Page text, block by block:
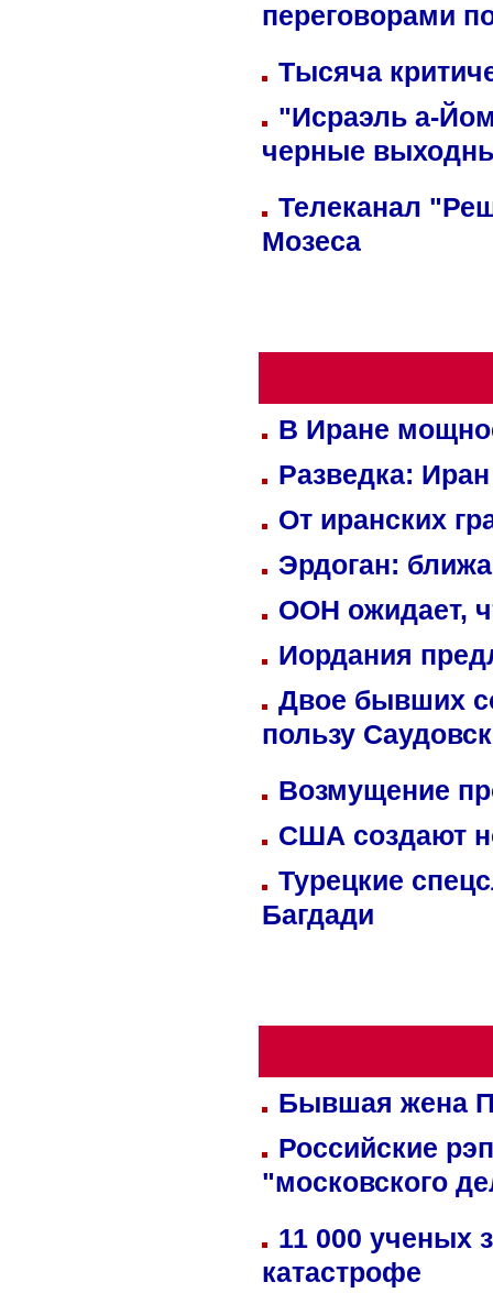
переговорами
Тысяча
"Исраэль а-
черные
Телеканал
Мозеса
В Иране
Разведка:
От иранских
Эрдоган:
ООН ожидает,
Иордания
Двое бывших
пользу
Возмущение
США создают
Турецкие
Багдади
Бывшая жена
Российские
"московского
11 000 ученых
катастрофе